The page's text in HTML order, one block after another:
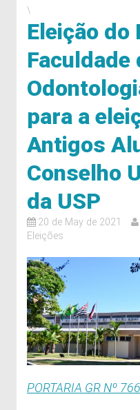
\
Eleição do
Faculdade
para a
Antigos
Conselho
da USP
20 de May de 2021
Eleições
PORTARIA GR Nº